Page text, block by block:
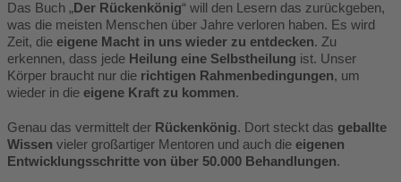
Das Buch „Der Rückenkönig“ will den Lesern das zurückgeben,
was die meisten Menschen über Jahre verloren haben. Es wird
Zeit, die eigene Macht in uns wieder zu entdecken. Zu
erkennen, dass jede Heilung eine Selbstheilung ist. Unser
Körper braucht nur die richtigen Rahmenbedingungen, um
wieder in die eigene Kraft zu kommen.
Genau das vermittelt der Rückenkönig. Dort steckt das geballte
Wissen vieler großartiger Mentoren und auch die eigenen
Entwicklungsschritte von über 50.000 Behandlungen.